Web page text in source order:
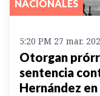
NACIONALES
5:20 PM 27 mar.
Otorgan
sentencia
Hernández en